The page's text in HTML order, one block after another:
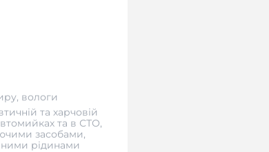
вологи
та харчовій
та в СТО,
засобами,
рідинами